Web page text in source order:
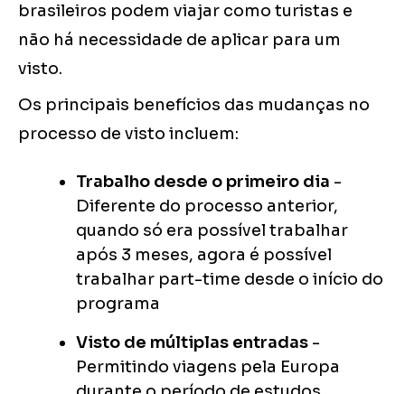
brasileiros podem viajar como turistas e
não há necessidade de aplicar para um
visto.
Os principais benefícios das mudanças no
processo de visto incluem:
Trabalho desde o primeiro dia -
Diferente do processo anterior,
quando só era possível trabalhar
após 3 meses, agora é possível
trabalhar part-time desde o início do
programa
Visto de múltiplas entradas -
Permitindo viagens pela Europa